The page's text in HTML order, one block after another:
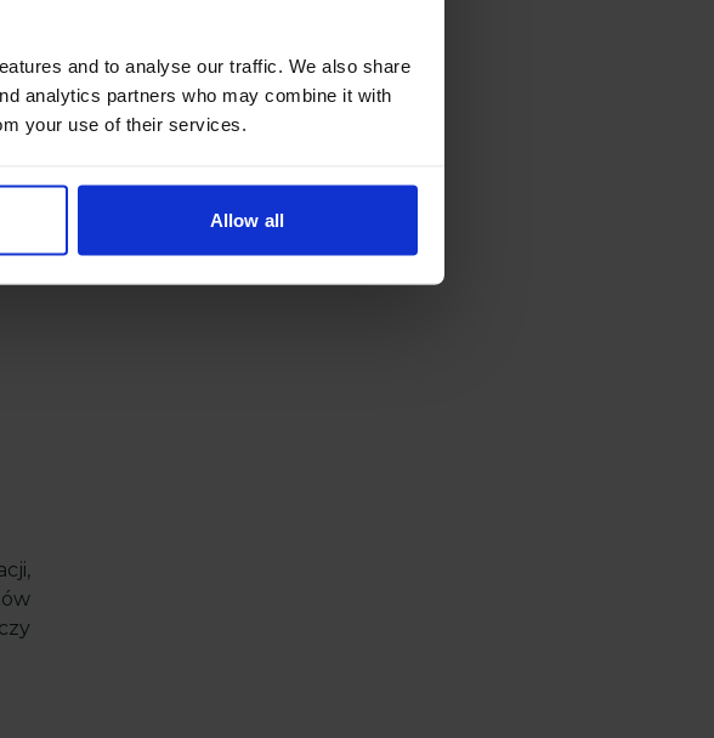
and to analyse our traffic. We also share
analytics partners who may combine it with
your use of their services.
Allow all